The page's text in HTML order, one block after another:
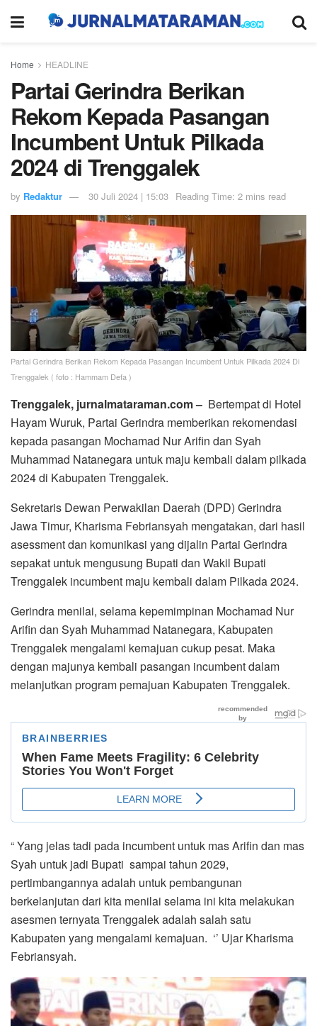
Home HEADLINE
Partai Gerindra Berikan
Rekom Kepada Pasangan
Incumbent Untuk Pilkada
2024 di Trenggalek
by Redaktur 30 Juli 2024 | 15:03 Reading Time: 2 mins read
Partai Gerindra Berikan Rekom Kepada Pasangan Incumbent Untuk Pilkada 2024 Di
Trenggalek ( foto : Hammam Defa )
Trenggalek, jurnalmataraman.com – Bertempat di Hotel
Hayam Wuruk, Partai Gerindra memberikan rekomendasi
kepada pasangan Mochamad Nur Arifin dan Syah
Muhammad Natanegara untuk maju kembali dalam pilkada
2024 di Kabupaten Trenggalek.
Sekretaris Dewan Perwakilan Daerah (DPD) Gerindra
Jawa Timur, Kharisma Febriansyah mengatakan, dari hasil
asessment dan komunikasi yang dijalin Partai Gerindra
sepakat untuk mengusung Bupati dan Wakil Bupati
Trenggalek incumbent maju kembali dalam Pilkada 2024.
Gerindra menilai, selama kepemimpinan Mochamad Nur
Arifin dan Syah Muhammad Natanegara, Kabupaten
Trenggalek mengalami kemajuan cukup pesat. Maka
dengan majunya kembali pasangan incumbent dalam
melanjutkan program pemajuan Kabupaten Trenggalek.
“ Yang jelas tadi pada incumbent untuk mas Arifin dan mas
Syah untuk jadi Bupati sampai tahun 2029,
pertimbangannya adalah untuk pembangunan
berkelanjutan dari kita menilai selama ini kita melakukan
asesmen ternyata Trenggalek adalah salah satu
Kabupaten yang mengalami kemajuan. ‘’ Ujar Kharisma
Febriansyah.